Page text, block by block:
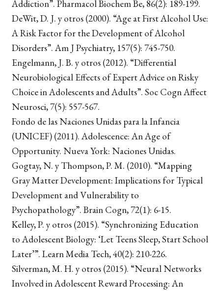
Addiction”. Pharmacol Biochem Be, 86(2): 189-199.
DeWit, D. J. y otros (2000). “Age at First Alcohol Use:
A Risk Factor for the Development of Alcohol
Disorders”.Am J Psychiatry, 157(5): 745-750.
Engelmann, J. B. y otros (2012). “Differential
Neurobiological Effects of Expert Advice on Risky
Choice in Adolescents and Adults”. Soc Cogn Affect
Neurosci, 7(5): 557-567.
Fondo de las Naciones Unidas para la Infancia
(UNICEF) (2011). Adolescence: An Age of
Opportunity. Nueva York: Naciones Unidas.
Gogtay, N. y Thompson, P. M. (2010). “Mapping
Gray Matter Development: Implications for Typical
Development and Vulnerability to
Psychopathology”. Brain Cogn, 72(1): 6-15.
Kelley, P. y otros (2015). “Synchronizing Education
to Adolescent Biology: ‘Let Teens Sleep, Start School
Later’”. Learn Media Tech, 40(2): 210-226.
Silverman, M. H. y otros (2015). “Neural Networks
Involved in Adolescent Reward Processing: An